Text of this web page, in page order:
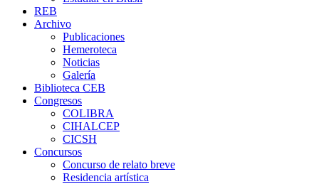
REB
Archivo
Publicaciones
Hemeroteca
Noticias
Galería
Biblioteca CEB
Congresos
COLIBRA
CIHALCEP
CICSH
Concursos
Concurso de relato breve
Residencia artística